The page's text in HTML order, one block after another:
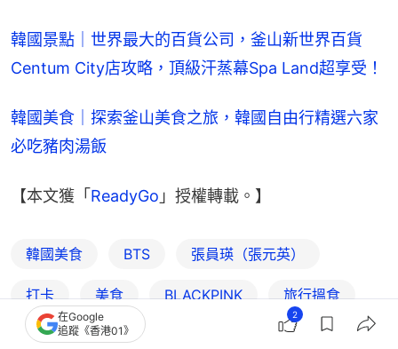
韓國景點｜世界最大的百貨公司，釜山新世界百貨
Centum City店攻略，頂級汗蒸幕Spa Land超享受！
韓國美食｜探索釜山美食之旅，韓國自由行精選六家
必吃豬肉湯飯
【本文獲「ReadyGo 」授權轉載。】
韓國美食 BTS 張員瑛（張元英）
打卡 美食 BLACKPINK 旅行搵食
搵食推介 韓國旅遊
在Google
追蹤《香港01》
2